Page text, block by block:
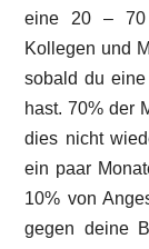
eine 20 – 70
Kollegen und
sobald du
hast. 70% der
dies nicht
ein paar
10% von
gegen deine